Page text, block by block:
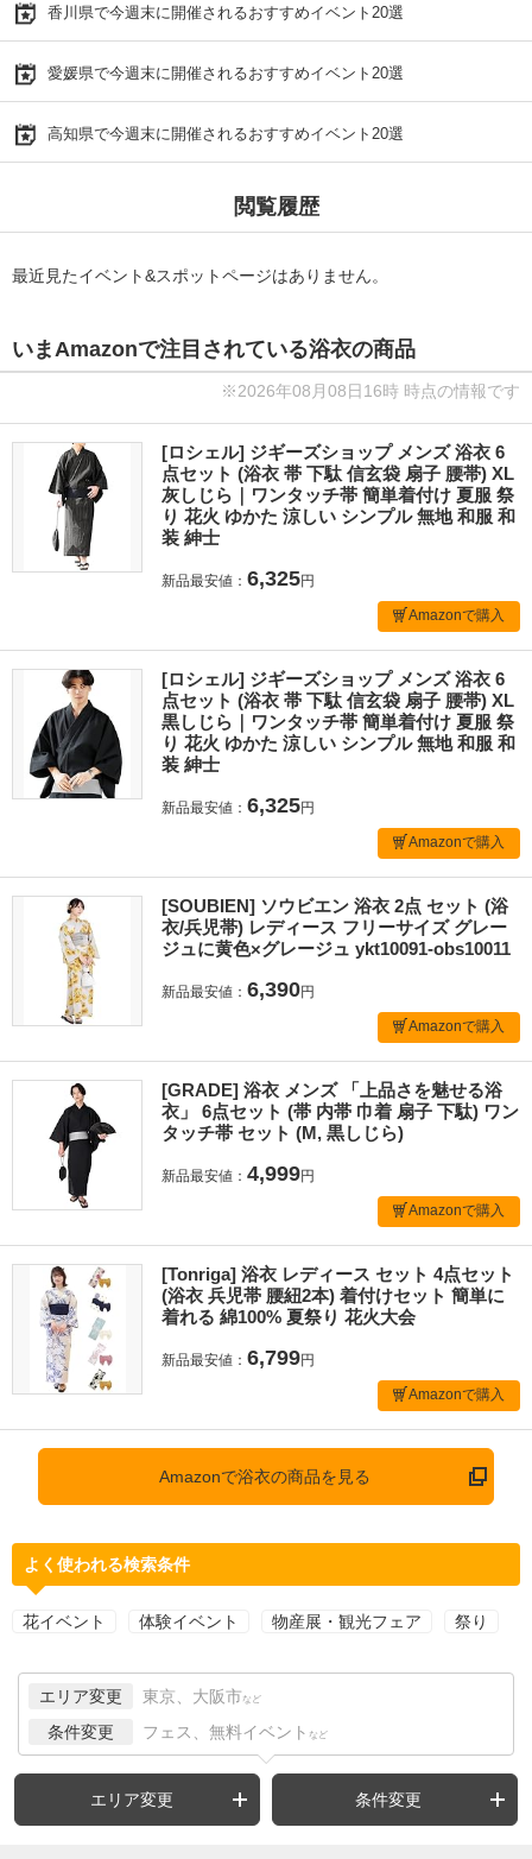
香川県で今週末に開催されるおすすめイベント20選
愛媛県で今週末に開催されるおすすめイベント20選
高知県で今週末に開催されるおすすめイベント20選
閲覧履歴
最近見たイベント&スポットページはありません。
いまAmazonで注目されている浴衣の商品
※2026年08月08日16時 時点の情報です
[ロシェル] ジギーズショップ メンズ 浴衣 6
点セット (浴衣 帯 下駄 信玄袋 扇子 腰帯) XL
灰しじら｜ワンタッチ帯 簡単着付け 夏服 祭
り 花火 ゆかた 涼しい シンプル 無地 和服 和
装 紳士
新品最安値： 6,325円
Amazonで購入
[ロシェル] ジギーズショップ メンズ 浴衣 6
点セット (浴衣 帯 下駄 信玄袋 扇子 腰帯) XL
黒しじら｜ワンタッチ帯 簡単着付け 夏服 祭
り 花火 ゆかた 涼しい シンプル 無地 和服 和
装 紳士
新品最安値： 6,325円
Amazonで購入
[SOUBIEN] ソウビエン 浴衣 2点 セット (浴
衣/兵児帯) レディース フリーサイズ グレー
ジュに黄色×グレージュ ykt10091-obs10011
新品最安値： 6,390円
Amazonで購入
[GRADE] 浴衣 メンズ 「上品さを魅せる浴
衣」 6点セット (帯 内帯 巾着 扇子 下駄) ワン
タッチ帯 セット (M, 黒しじら)
新品最安値： 4,999円
Amazonで購入
[Tonriga] 浴衣 レディース セット 4点セット
(浴衣 兵児帯 腰紐2本) 着付けセット 簡単に
着れる 綿100% 夏祭り 花火大会
新品最安値： 6,799円
Amazonで購入
Amazonで浴衣の商品を見る
よく使われる検索条件
花イベント 体験イベント 物産展・観光フェア 祭り
エリア変更 東京、大阪市 など
条件変更 フェス、無料イベント など
エリア変更 条件変更